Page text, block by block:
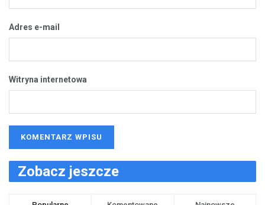
Adres e-mail
Witryna internetowa
Zobacz jeszcze